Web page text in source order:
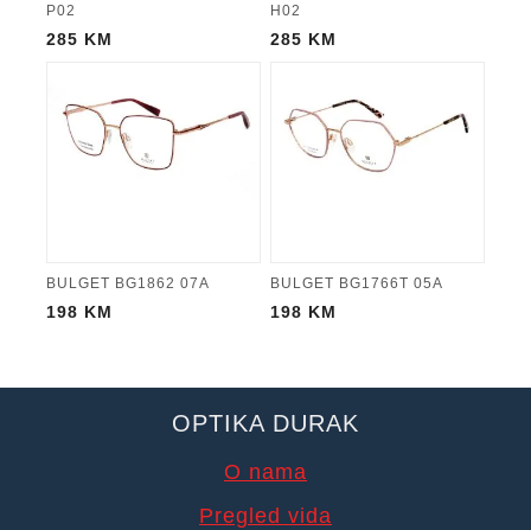
P02
285 KM
H02
285 KM
BULGET BG1862 07A
198 KM
BULGET BG1766T 05A
198 KM
OPTIKA DURAK
O nama
Pregled vida